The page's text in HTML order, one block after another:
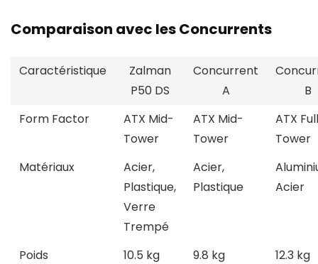
Comparaison avec les Concurrents
Caractéristique
Zalman
P50 DS
Concurrent
A
B
Form Factor
ATX Mid-
Tower
ATX Mid-
Tower
ATX
Tower
Matériaux
Acier,
Plastique,
Verre
Trempé
Acier,
Plastique
Acier
Poids 10.5 kg 9.8 kg
12.3 kg